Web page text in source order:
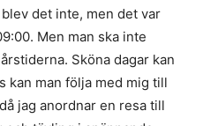
det inte, men det var
Men man ska inte
Sköna dagar kan
kan man följa med mig till
jag anordnar en resa till